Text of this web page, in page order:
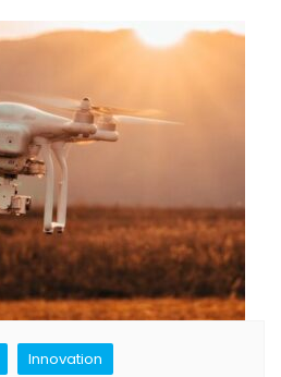
Innovation